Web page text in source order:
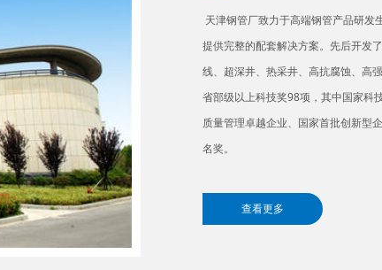
天津钢管厂致力于高端钢管产品研发
提供完整的配套解决方案。先后开发
线、超深井、热采井、高抗腐蚀、高
省部级以上科技奖98项，其中国家科
质量管理卓越企业、国家首批创新型
名奖。
康安全管理体系等认证，按照新环保
化模范单位等称号。
查看更多
问
答